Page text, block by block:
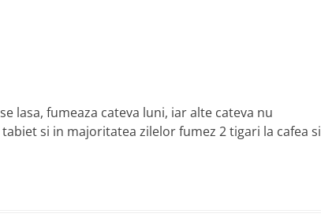
lasa, fumeaza cateva luni, iar alte cateva nu
si in majoritatea zilelor fumez 2 tigari la cafea si